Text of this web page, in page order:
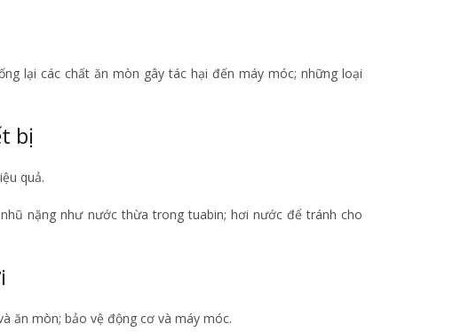
lại các chất ăn mòn gây tác hại đến máy móc; những loại
bị
quả.
nặng như nước thừa trong tuabin; hơi nước để tránh cho
ăn mòn; bảo vệ động cơ và máy móc.